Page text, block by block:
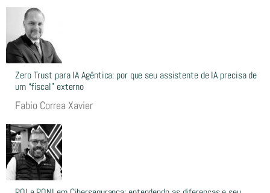
Zero Trust para IA Agêntica: por que seu assistente de IA precisa de
um “fiscal” externo
Fabio Correa Xavier